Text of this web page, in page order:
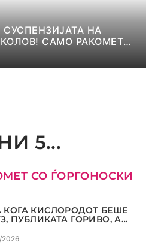
НА
САМО РАКОМЕТ
5...
СО ЃОРГОНОСКИ
КОГА КИСЛОРОДОТ БЕШЕ
ПУБЛИКАТА ГОРИВО, А